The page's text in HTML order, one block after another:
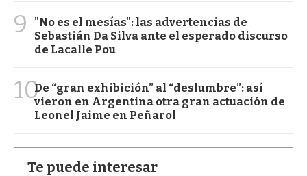
9
"No es el mesías": las advertencias de
Sebastián Da Silva ante el esperado discurso
de Lacalle Pou
10De “gran exhibición” al “deslumbre”: así
vieron en Argentina otra gran actuación de
Leonel Jaime en Peñarol
Te puede interesar